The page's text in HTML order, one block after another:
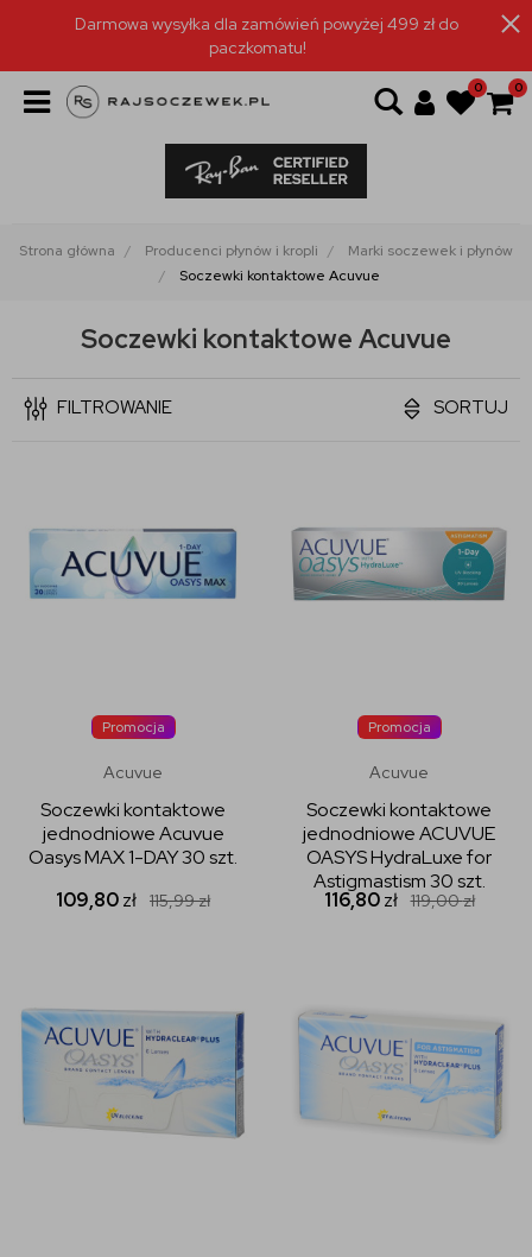
Darmowa wysyłka dla zamówień powyżej 499 zł do
paczkomatu!
0 0
Strona główna Producenci płynów i kropli
Marki soczewek i płynów
Soczewki kontaktowe Acuvue
Soczewki kontaktowe Acuvue
FILTROWANIE SORTUJ
Promocja
Acuvue
Soczewki kontaktowe
jednodniowe Acuvue
Oasys MAX 1-DAY 30 szt.
109,80zł 115,99zł
Promocja
Acuvue
Soczewki kontaktowe
jednodniowe ACUVUE
OASYS HydraLuxe for
Astigmastism 30 szt.
116,80zł 119,00zł